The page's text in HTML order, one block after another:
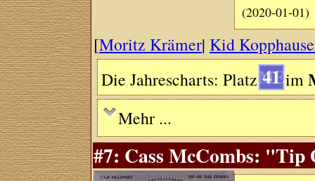
(2020-01-01)
[Moritz Krämer| Kid
Die Jahrescharts: Platz 41 im
Mehr ...
#7: Cass McCombs: "Tip